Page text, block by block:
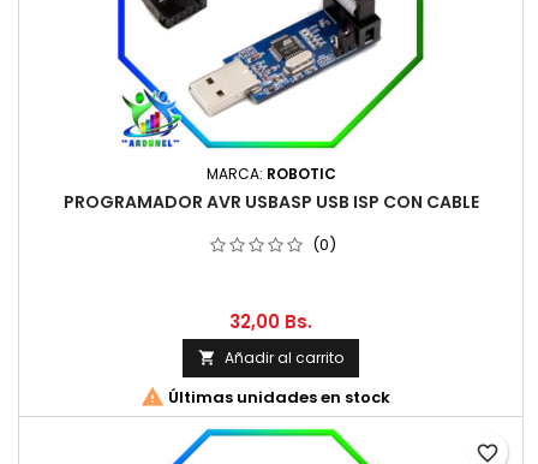
MARCA: ROBOTIC
PROGRAMADOR AVR USBASP USB ISP CON CABLE
(0)
32,00 Bs.
 Añadir al carrito
 Últimas unidades en stock
favorite_border